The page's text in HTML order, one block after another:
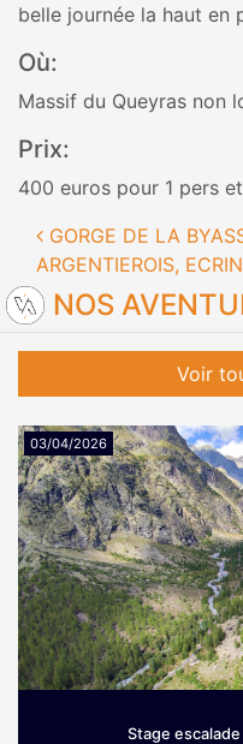
belle journée la haut en
Où:
Massif du Queyras non
Prix:
400 euros pour 1 pers
GORGE DE LA
ARGENTIEROIS,
NOS
Voir
Stage
03/04/2026